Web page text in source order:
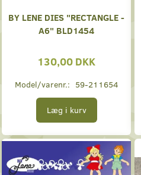
BY LENE DIES "RECTANGLE -
A6" BLD1454
130,00 DKK
Model/varenr.: 59-211654
Læg i kurv